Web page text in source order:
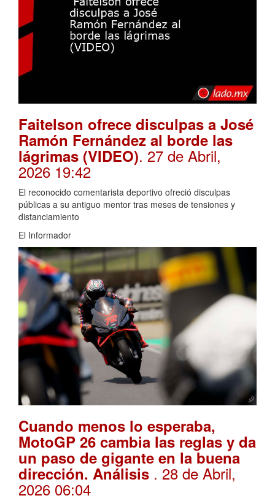
Faitelson ofrece disculpas a José
Ramón Fernández al borde las
lágrimas (VIDEO). 27 de Abril,
2026 19:42
El reconocido comentarista deportivo ofreció disculpas
públicas a su antiguo mentor tras meses de tensiones y
distanciamiento
El Informador
Cuando menos lo esperaba,
MotoGP 26 cambia las reglas y da
un paso de gigante en la buena
dirección. Análisis . 28 de Abril,
2026 06:04